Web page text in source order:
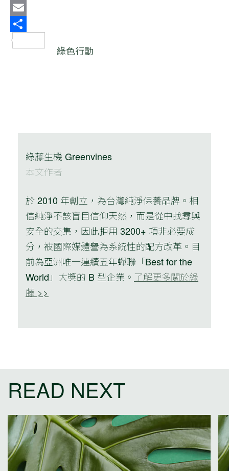
Twitter
Email
綠色行動
綠藤生機 Greenvines
本文作者
於 2010 年創立，為台灣純淨保養品牌。相
信純淨不該盲目信仰天然，而是從中找尋與
安全的交集，因此拒用 3200+ 項非必要成
分，被國際媒體譽為系統性的配方改革。目
前為亞洲唯一連續五年蟬聯「Best for the
World」大獎的 B 型企業。 了解更多關於綠
藤 >>
READ NEXT